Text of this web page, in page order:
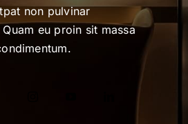
non pulvinar
eu proin sit massa